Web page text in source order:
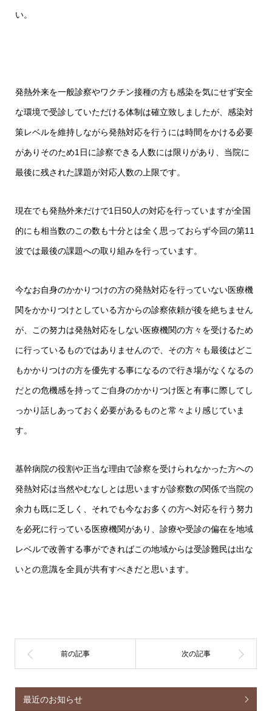
い。
発熱外来を一般診察やワクチン接種の方も感染を気にせず安全
な環境で受診していただける体制は確立致しましたが、感染対
策レベルを維持しながら発熱対応を行うには時間をかける必要
がありそのため1日に診察できる人数には限りがあり、当院に
最後に残された課題が対応人数の上限です。
現在でも発熱外来だけで1日50人の対応を行っていますが全国
的にも相当数のこの数も十分とは全く思っておらず今回の第11
波では最後の課題への取り組みを行っています。
今なお自身のかかりつけの方の発熱対応を行っていない医療機
関をかかりつけとしている方からの診察依頼が後を絶ちません
が、この努力は発熱対応をしない医療機関の方々を受けるため
に行っているものではありませんので、その方々も最後はどこ
もかかりつけの方を優先する事になるので行き場がなくなるの
だとの危機感を持ってご自身のかかりつけ医と有事に際してし
っかり話しあっておく必要があるものと常々より感じていま
す。
基幹病院の役割や正当な理由で診察を受けられなかった方への
発熱対応は当然やむなしとは思いますが診察数の関係で当院の
余力も既に乏しく、それでも今なお多くの方へ対応を行う努力
を必死に行っている医療機関があり、診療や受診の偏在を地域
レベルで改善する事ができればこの地域からは受診難民は出な
いとの意識を全員が共有すべきだと思います。
最近のお知らせ